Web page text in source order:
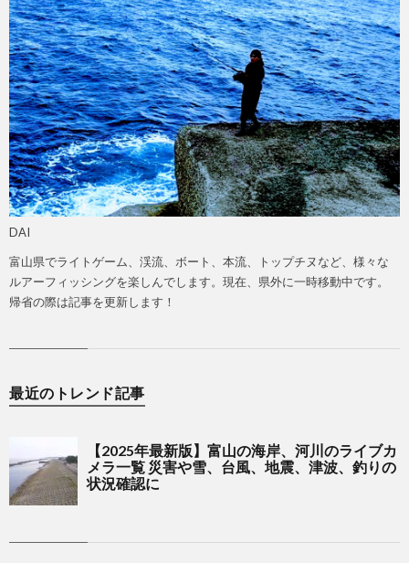
DAI
富山県でライトゲーム、渓流、ボート、本流、トップチヌなど、様々な
ルアーフィッシングを楽しんでします。現在、県外に一時移動中です。
帰省の際は記事を更新します！
最近のトレンド記事